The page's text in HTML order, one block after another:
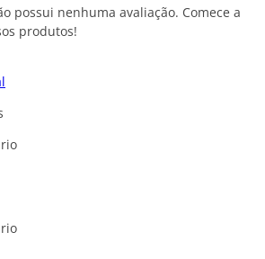
possui nenhuma avaliação. Comece a
produtos!